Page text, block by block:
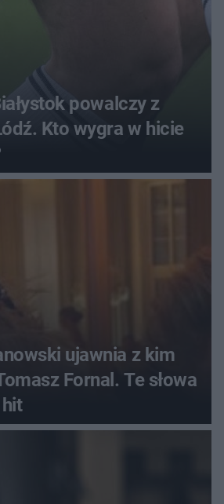
powalczy z
Kto wygra w hicie
ujawnia z kim
Fornal. Te słowa